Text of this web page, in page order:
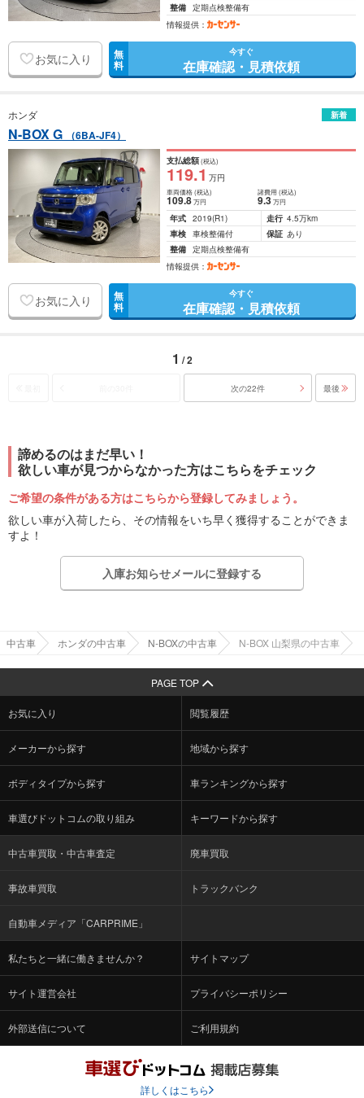
整備 定期点検整備有
情報提供：
お気に入り 無
料
今すぐ
在庫確認・見積依頼
ホンダ 新着
N-BOX G （6BA-JF4）
支払総額(税込)
119.1 万円
車両価格(税込)
109.8万円
諸費用 (税込)
9.3 万円
年式 2019(R1) 走行 4.5万km
車検 車検整備付 保証 あり
整備 定期点検整備有
情報提供：
お気に入り 無
料
今すぐ
在庫確認・見積依頼
1 / 2
次の22件 最後
諦めるのはまだ早い！
欲しい車が見つからなかった方はこちらをチェック
ご希望の条件がある方はこちらから登録してみましょう。
欲しい車が入荷したら、その情報をいち早く獲得することができま
すよ！
入庫お知らせメールに登録する
中古車 ホンダの中古車 N-BOXの中古車 N-BOX 山梨県の中古車
PAGE TOP
お気に入り 閲覧履歴
メーカーから探す 地域から探す
ボディタイプから探す 車ランキングから探す
車選びドットコムの取り組み キーワードから探す
中古車買取・中古車査定 廃車買取
事故車買取 トラックバンク
自動車メディア「CARPRIME」
私たちと一緒に働きませんか？ サイトマップ
サイト運営会社 プライバシーポリシー
外部送信について ご利用規約
詳しくはこちら